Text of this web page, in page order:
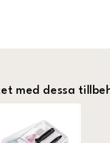
med dessa